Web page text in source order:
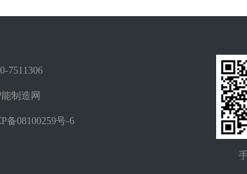
7511306
制造网
备08100259号-6